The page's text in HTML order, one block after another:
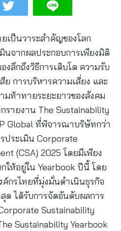
เป็นวาระสำคัญของโลก
นจากผลประกอบการเพียงมิติ
งลึกถึงวิธีการเติบโต ความรับ
การบริหารความเสี่ยง และ
ท้าทายระยะยาวของสังคม
รายงาน The Sustainability
Global ที่พิจารณาบริษัทกว่า
ประเมิน Corporate
(CSA) 2025 โดยมีเพียง
ให้อยู่ใน Yearbook ปีนี้ โดย
กรไทยที่มุ่งมั่นดำเนินธุรกิจ
ได้รับการจัดอันดับผลการ
Sustainability
Sustainability Yearbook